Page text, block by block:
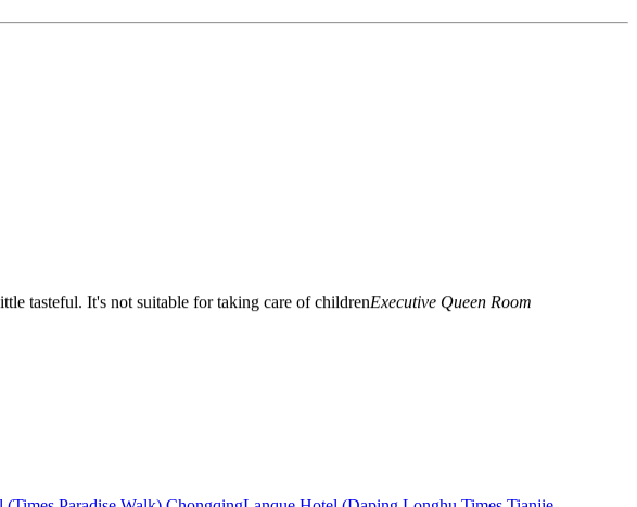
tasteful. It's not suitable for taking care of children
is short, really good, that is, the stay time is short